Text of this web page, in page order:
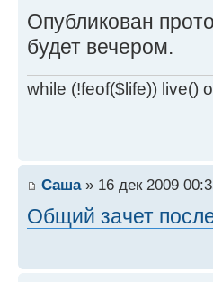
Опубликован
будет вечером.
while (!feof($life)) live()
Саша» 16 дек 2009
Общий зачет